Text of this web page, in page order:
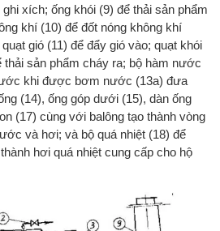
xích; ống khói (9) để thải sản phẩm
khí (10) để đốt nóng không khí
gió (11) để đẩy gió vào; quạt khói
thải sản phẩm cháy ra; bộ hàm nước
khi được bơm nước (13a) đưa
(14), ống góp dưới (15), dàn ống
(17) cùng với balông tạo thành vòng
và hơi; và bộ quá nhiệt (18) để
hơi quá nhiệt cung cấp cho hộ